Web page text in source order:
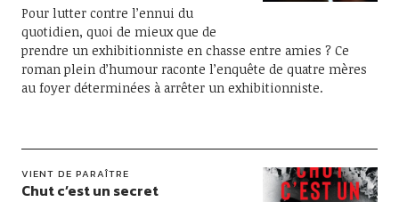
Pour lutter contre l’ennui du
quotidien, quoi de mieux que de
prendre un exhibitionniste en chasse entre amies ? Ce
roman plein d’humour raconte l’enquête de quatre mères
au foyer déterminées à arrêter un exhibitionniste.
VIENT DE PARAÎTRE
Chut c’est un secret